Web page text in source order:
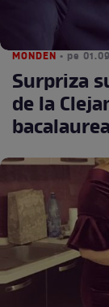
MONDEN • pe
Surpriza
de la